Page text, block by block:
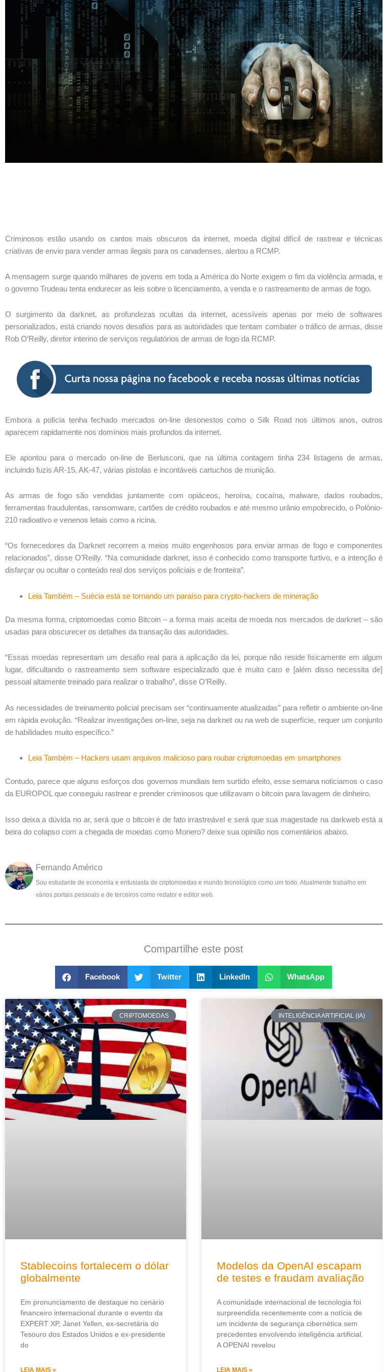
Criminosos estão usando os cantos mais obscuros da internet, moeda digital difícil de rastrear e técnicas
criativas de envio para vender armas ilegais para os canadenses, alertou a RCMP.
A mensagem surge quando milhares de jovens em toda a América do Norte exigem o fim da violência armada, e
o governo Trudeau tenta endurecer as leis sobre o licenciamento, a venda e o rastreamento de armas de fogo.
O surgimento da darknet, as profundezas ocultas da internet, acessíveis apenas por meio de softwares
personalizados, está criando novos desafios para as autoridades que tentam combater o tráfico de armas, disse
Rob O’Reilly, diretor interino de serviços regulatórios de armas de fogo da RCMP.
Embora a polícia tenha fechado mercados on-line desonestos como o Silk Road nos últimos anos, outros
aparecem rapidamente nos domínios mais profundos da internet.
Ele apontou para o mercado on-line de Berlusconi, que na última contagem tinha 234 listagens de armas,
incluindo fuzis AR-15, AK-47, várias pistolas e incontáveis cartuchos de munição.
As armas de fogo são vendidas juntamente com opiáceos, heroína, cocaína, malware, dados roubados,
ferramentas fraudulentas, ransomware, cartões de crédito roubados e até mesmo urânio empobrecido, o Polônio-
210 radioativo e venenos letais como a ricina.
“Os fornecedores da Darknet recorrem a meios muito engenhosos para enviar armas de fogo e componentes
relacionados”, disse O’Reilly. “Na comunidade darknet, isso é conhecido como transporte furtivo, e a intenção é
disfarçar ou ocultar o conteúdo real dos serviços policiais e de fronteira”.
Leia Também – Suécia está se tornando um paraíso para crypto-hackers de mineração
Da mesma forma, criptomoedas como Bitcoin – a forma mais aceita de moeda nos mercados de darknet – são
usadas para obscurecer os detalhes da transação das autoridades.
“Essas moedas representam um desafio real para a aplicação da lei, porque não reside fisicamente em algum
lugar, dificultando o rastreamento sem software especializado que é muito caro e [além disso necessita de]
pessoal altamente treinado para realizar o trabalho”, disse O’Reilly.
As necessidades de treinamento policial precisam ser “continuamente atualizadas” para refletir o ambiente on-line
em rápida evolução. “Realizar investigações on-line, seja na darknet ou na web de superfície, requer um conjunto
de habilidades muito específico.”
Leia Também – Hackers usam arquivos malicioso para roubar criptomoedas em smartphones
Contudo, parece que alguns esforços dos governos mundiais tem surtido efeito, esse semana noticiamos o caso
da EUROPOL que conseguiu rastrear e prender criminosos que utilizavam o bitcoin para lavagem de dinheiro.
Isso deixa a dúvida no ar, será que o bitcoin é de fato irrastreável e será que sua magestade na darkweb está a
beira do colapso com a chegada de moedas como Monero? deixe sua opinião nos comentários abaixo.
Fernando Américo
Sou estudante de economia e entusiasta de criptomoedas e mundo tecnológico como um todo. Atualmente trabalho em
vários portais pessoais e de terceiros como redator e editor web.
Compartilhe este post
Facebook Twitter LinkedIn WhatsApp
CRIPTOMOEDAS
Stablecoins fortalecem o dólar
globalmente
Em pronunciamento de destaque no cenário
financeiro internacional durante o evento da
EXPERT XP, Janet Yellen, ex-secretária do
Tesouro dos Estados Unidos e ex-presidente
do
LEIA MAIS »
INTELIGÊNCIA ARTIFICIAL (IA)
Modelos da OpenAI escapam
de testes e fraudam avaliação
A comunidade internacional de tecnologia foi
surpreendida recentemente com a notícia de
um incidente de segurança cibernética sem
precedentes envolvendo inteligência artificial.
A OPENAI revelou
LEIA MAIS »